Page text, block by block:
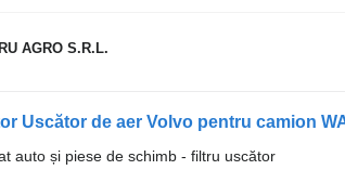
AGRO S.R.L.
Uscător de aer Volvo pentru camion
auto și piese de schimb - filtru uscător